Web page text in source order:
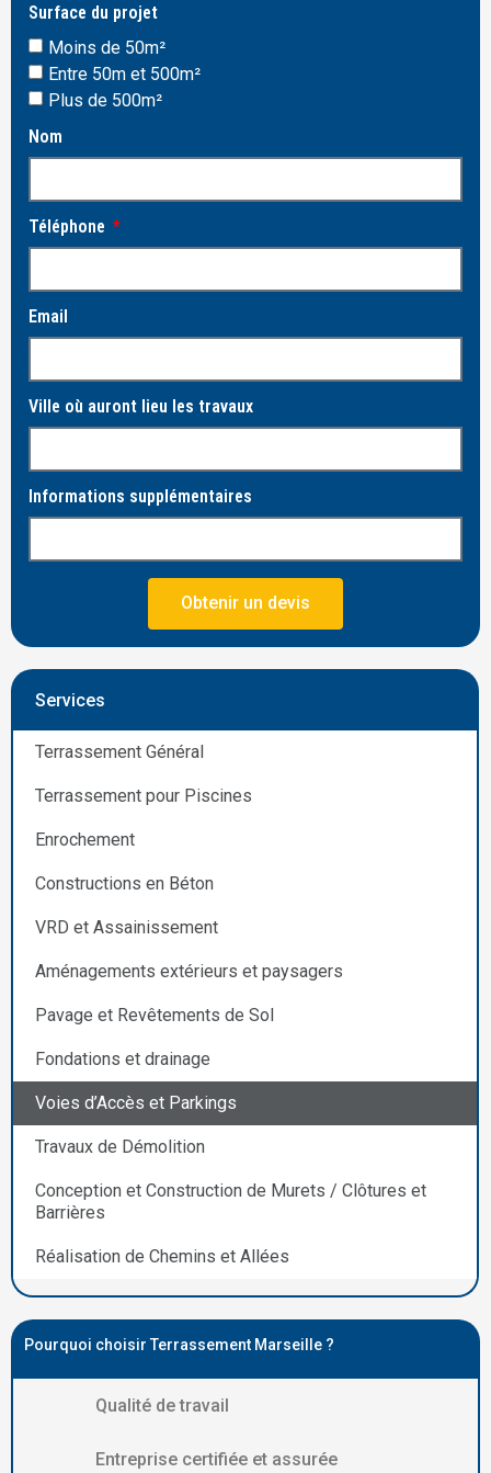
Surface du projet
Moins de 50m²
Entre 50m et 500m²
Plus de 500m²
Nom
Téléphone
Email
Ville où auront lieu les travaux
Informations supplémentaires
Obtenir un devis
Services
Terrassement Général
Terrassement pour Piscines
Enrochement
Constructions en Béton
VRD et Assainissement
Aménagements extérieurs et paysagers
Pavage et Revêtements de Sol
Fondations et drainage
Voies d’Accès et Parkings
Travaux de Démolition
Conception et Construction de Murets / Clôtures et
Barrières
Réalisation de Chemins et Allées
Pourquoi choisir Terrassement Marseille ?
Qualité de travail
Entreprise certifiée et assurée